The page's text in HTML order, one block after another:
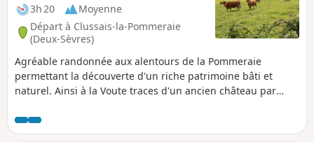
3h 20
Moyenne
Départ à Clussais-la-Pommeraie
(Deux-Sèvres)
Agréable randonnée aux alentours de la Pommeraie
permettant la découverte d'un riche patrimoine bâti et
naturel. Ainsi à la Voute traces d'un ancien château par
cultures se partagent avec de petits bois aux Sources de la
Bouleure.